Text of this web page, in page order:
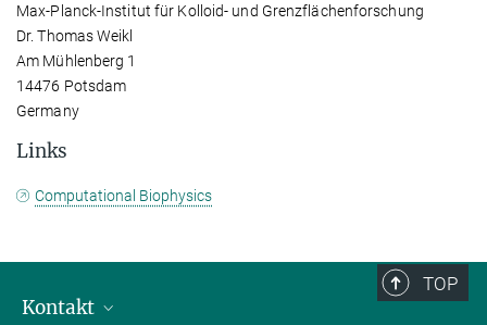
Max-Planck-Institut für Kolloid- und Grenzflächenforschung
Dr. Thomas Weikl
Am Mühlenberg 1
14476 Potsdam
Germany
Links
Computational Biophysics
TOP
Kontakt